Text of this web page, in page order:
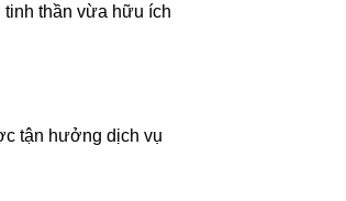
tinh thần vừa hữu ích
tận hưởng dịch vụ